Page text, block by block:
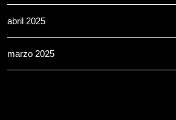
abril 2025
marzo 2025